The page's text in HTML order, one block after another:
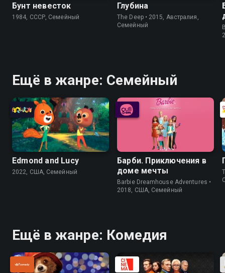
Бунт невесток
1984, СССР, Семейный
Глубина
The Deep • 2015, Австралия,
Семейный
Ещё в жанре: Семейный
Edmond and Lucy
2022, США, Семейный
Барби. Приключения в
доме мечты
Barbie Dreamhouse Adventures •
2018, США, Семейный
Ещё в жанре: Комедия